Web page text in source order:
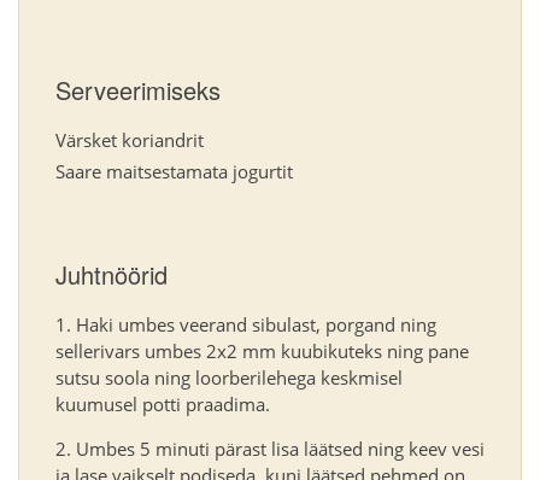
Serveerimiseks
Värsket koriandrit
Saare maitsestamata jogurtit
Juhtnöörid
Haki umbes veerand sibulast, porgand ning
sellerivars umbes 2x2 mm kuubikuteks ning pane
sutsu soola ning loorberilehega keskmisel
kuumusel potti praadima.
Umbes 5 minuti pärast lisa läätsed ning keev vesi
ja lase vaikselt podiseda, kuni läätsed pehmed on